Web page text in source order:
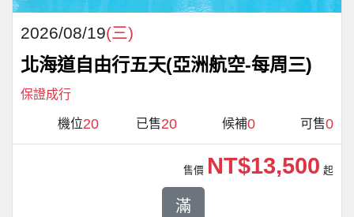
2026/08/19(三)
北海道自由行五天(亞洲航空-每周三)
保證成行
機位20 已售20 候補0 可售0
售價 NT$13,500 起
滿